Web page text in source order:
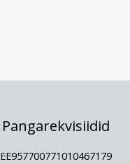
Pangarekvisiidid
EE957700771010467179